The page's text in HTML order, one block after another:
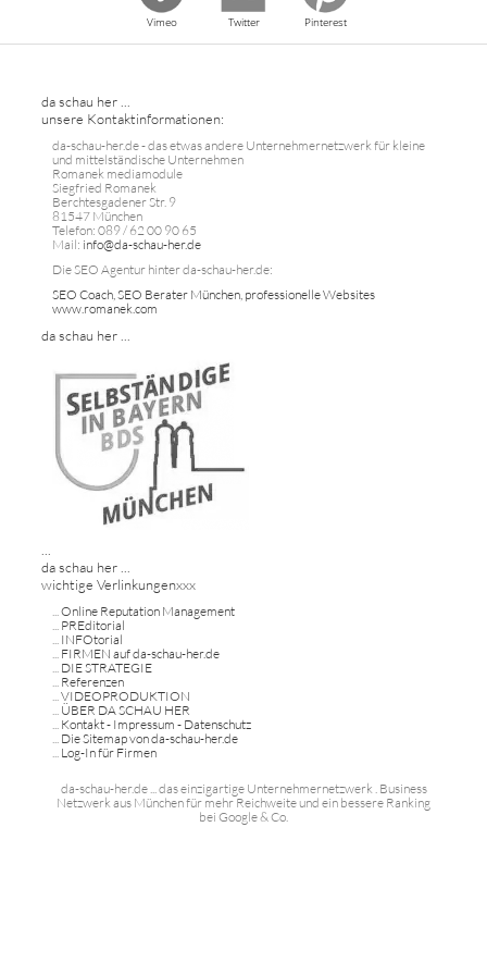
Vimeo Twitter Pinterest
da schau her ...
unsere Kontaktinformationen:
da-schau-her.de - das etwas andere Unternehmernetzwerk für kleine
und mittelständische Unternehmen
Romanek mediamodule
Siegfried Romanek
Berchtesgadener Str. 9
81547 München
Telefon: 089 / 62 00 90 65
Mail: info@da-schau-her.de
Die SEO Agentur hinter da-schau-her.de:
SEO Coach, SEO Berater München, professionelle Websites
www.romanek.com
da schau her ...
da schau her ...
wichtige Verlinkungenxxx
Online Reputation Management
PREditorial
INFOtorial
FIRMEN auf da-schau-her.de
DIE STRATEGIE
Referenzen
VIDEOPRODUKTION
ÜBER DA SCHAU HER
Kontakt - Impressum - Datenschutz
Die Sitemap von da-schau-her.de
Log-In für Firmen
da-schau-her.de ... das einzigartige Unternehmernetzwerk . Business
Netzwerk aus München für mehr Reichweite und ein bessere Ranking
bei Google & Co.